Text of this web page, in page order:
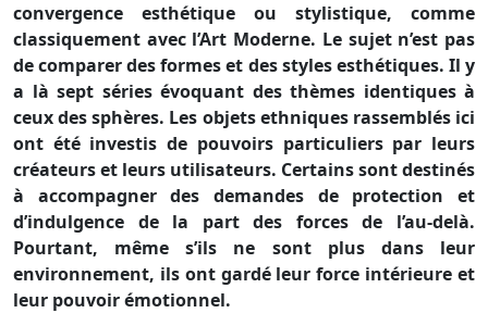
convergence esthétique ou stylistique, comme
classiquement avec l’Art Moderne. Le sujet n’est pas
de comparer des formes et des styles esthétiques. Il y
a là sept séries évoquant des thèmes identiques à
ceux des sphères. Les objets ethniques rassemblés ici
ont été investis de pouvoirs particuliers par leurs
créateurs et leurs utilisateurs. Certains sont destinés
à accompagner des demandes de protection et
d’indulgence de la part des forces de l’au-delà.
Pourtant, même s’ils ne sont plus dans leur
environnement, ils ont gardé leur force intérieure et
leur pouvoir émotionnel.